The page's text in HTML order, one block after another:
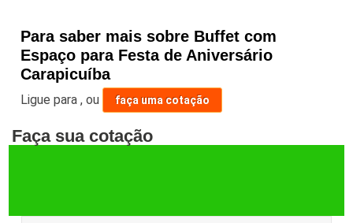
Para saber mais sobre Buffet com
Espaço para Festa de Aniversário
Carapicuíba
Ligue para,ou faça uma cotação
Faça sua cotação